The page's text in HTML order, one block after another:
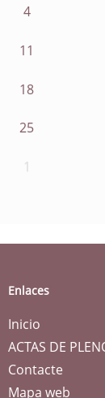
4
11
18
25
1
Enlaces
Inicio
ACTAS DE
Contacte
Mapa web